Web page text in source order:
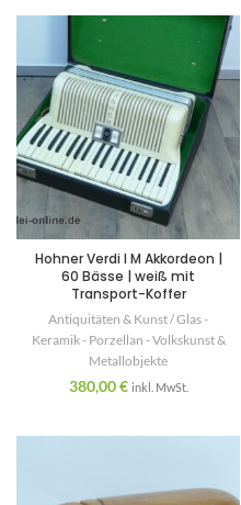
Hohner Verdi I M Akkordeon |
60 Bässe | weiß mit
Transport-Koffer
Antiquitäten & Kunst / Glas -
Keramik - Porzellan - Volkskunst &
Metallobjekte
380,00€ inkl. MwSt.